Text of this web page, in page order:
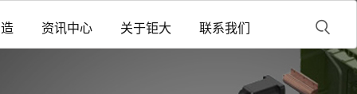
资讯中心 关于钜大 联系我们